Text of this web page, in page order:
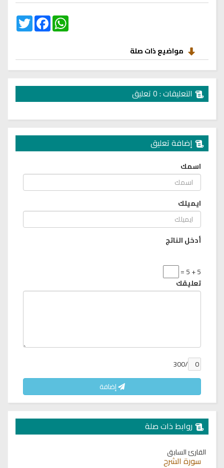
Twitter
FacebookWhatsApp
مواضيع ذات صلة
التعليقات : 0 تعليق
إضافة تعليق
اسمك
ايميلك
أدخل الناتج
5 + 5 =
تعليقك
/300
إضافة
روابط ذات صلة
القارئ السابق
سورة الشرح